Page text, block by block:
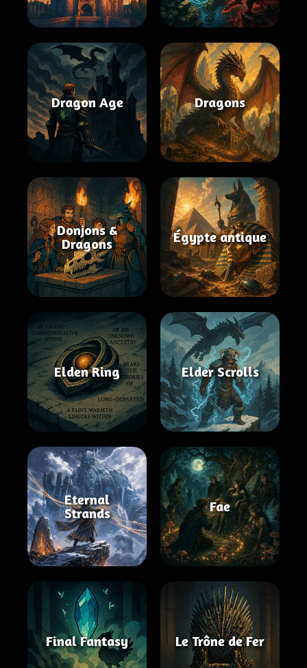
Dragon Age Dragons
Donjons &
Dragons
Égypte antique
Elden Ring Elder Scrolls
Eternal
Strands
Fae
Final Fantasy Le Trône de Fer